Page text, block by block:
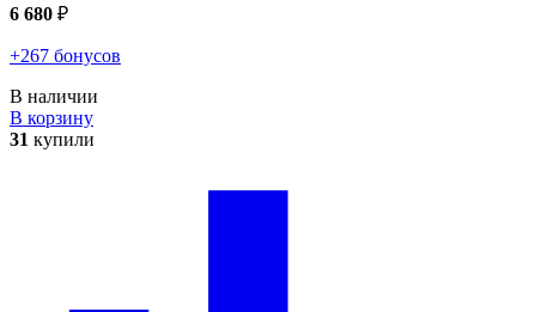
6 680 ₽
+267 бонусов
В наличии
В корзину
31 купили